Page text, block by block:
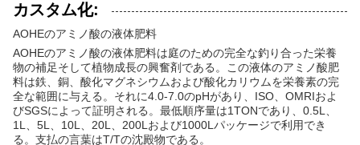
カスタム化:
AOHEのアミノ酸の液体肥料
AOHEのアミノ酸の液体肥料は庭のための完全な釣り合った栄養
物の補足そして植物成長の興奮剤である。この液体のアミノ酸肥
料は鉄、銅、酸化マグネシウムおよび酸化カリウムを栄養素の完
全な範囲に与える。それに4.0-7.0のpHがあり、ISO、OMRIおよ
びSGSによって証明される。最低順序量は1TONであり、0.5L、
1L、5L、10L、20L、200Lおよび1000Lパッケージで利用でき
る。支払の言葉はT/Tの沈殿物である。